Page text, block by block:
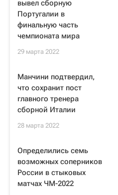
вывел сборную
Португалии в
финальную часть
чемпионата мира
29 марта 2022
Манчини подтвердил,
что сохранит пост
главного тренера
сборной Италии
28 марта 2022
Определились семь
возможных соперников
России в стыковых
матчах ЧМ-2022